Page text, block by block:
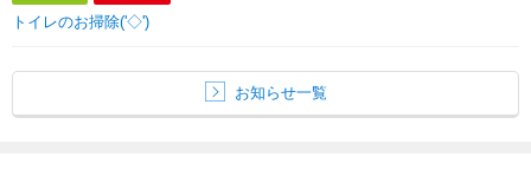
トイレのお掃除('◇')ゞ
お知らせ一覧